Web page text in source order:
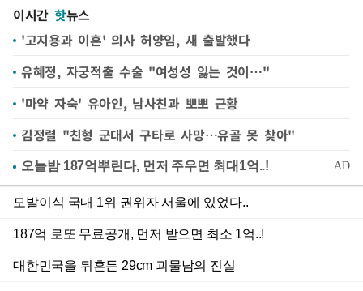
이시간 핫뉴스
'고지용과 이혼' 의사 허양임, 새 출발했다
유혜정, 자궁적출 수술 "여성성 잃는 것이…"
'마약 자숙' 유아인, 남사친과 뽀뽀 근황
김정렬 "친형 군대서 구타로 사망…유골 못 찾아"